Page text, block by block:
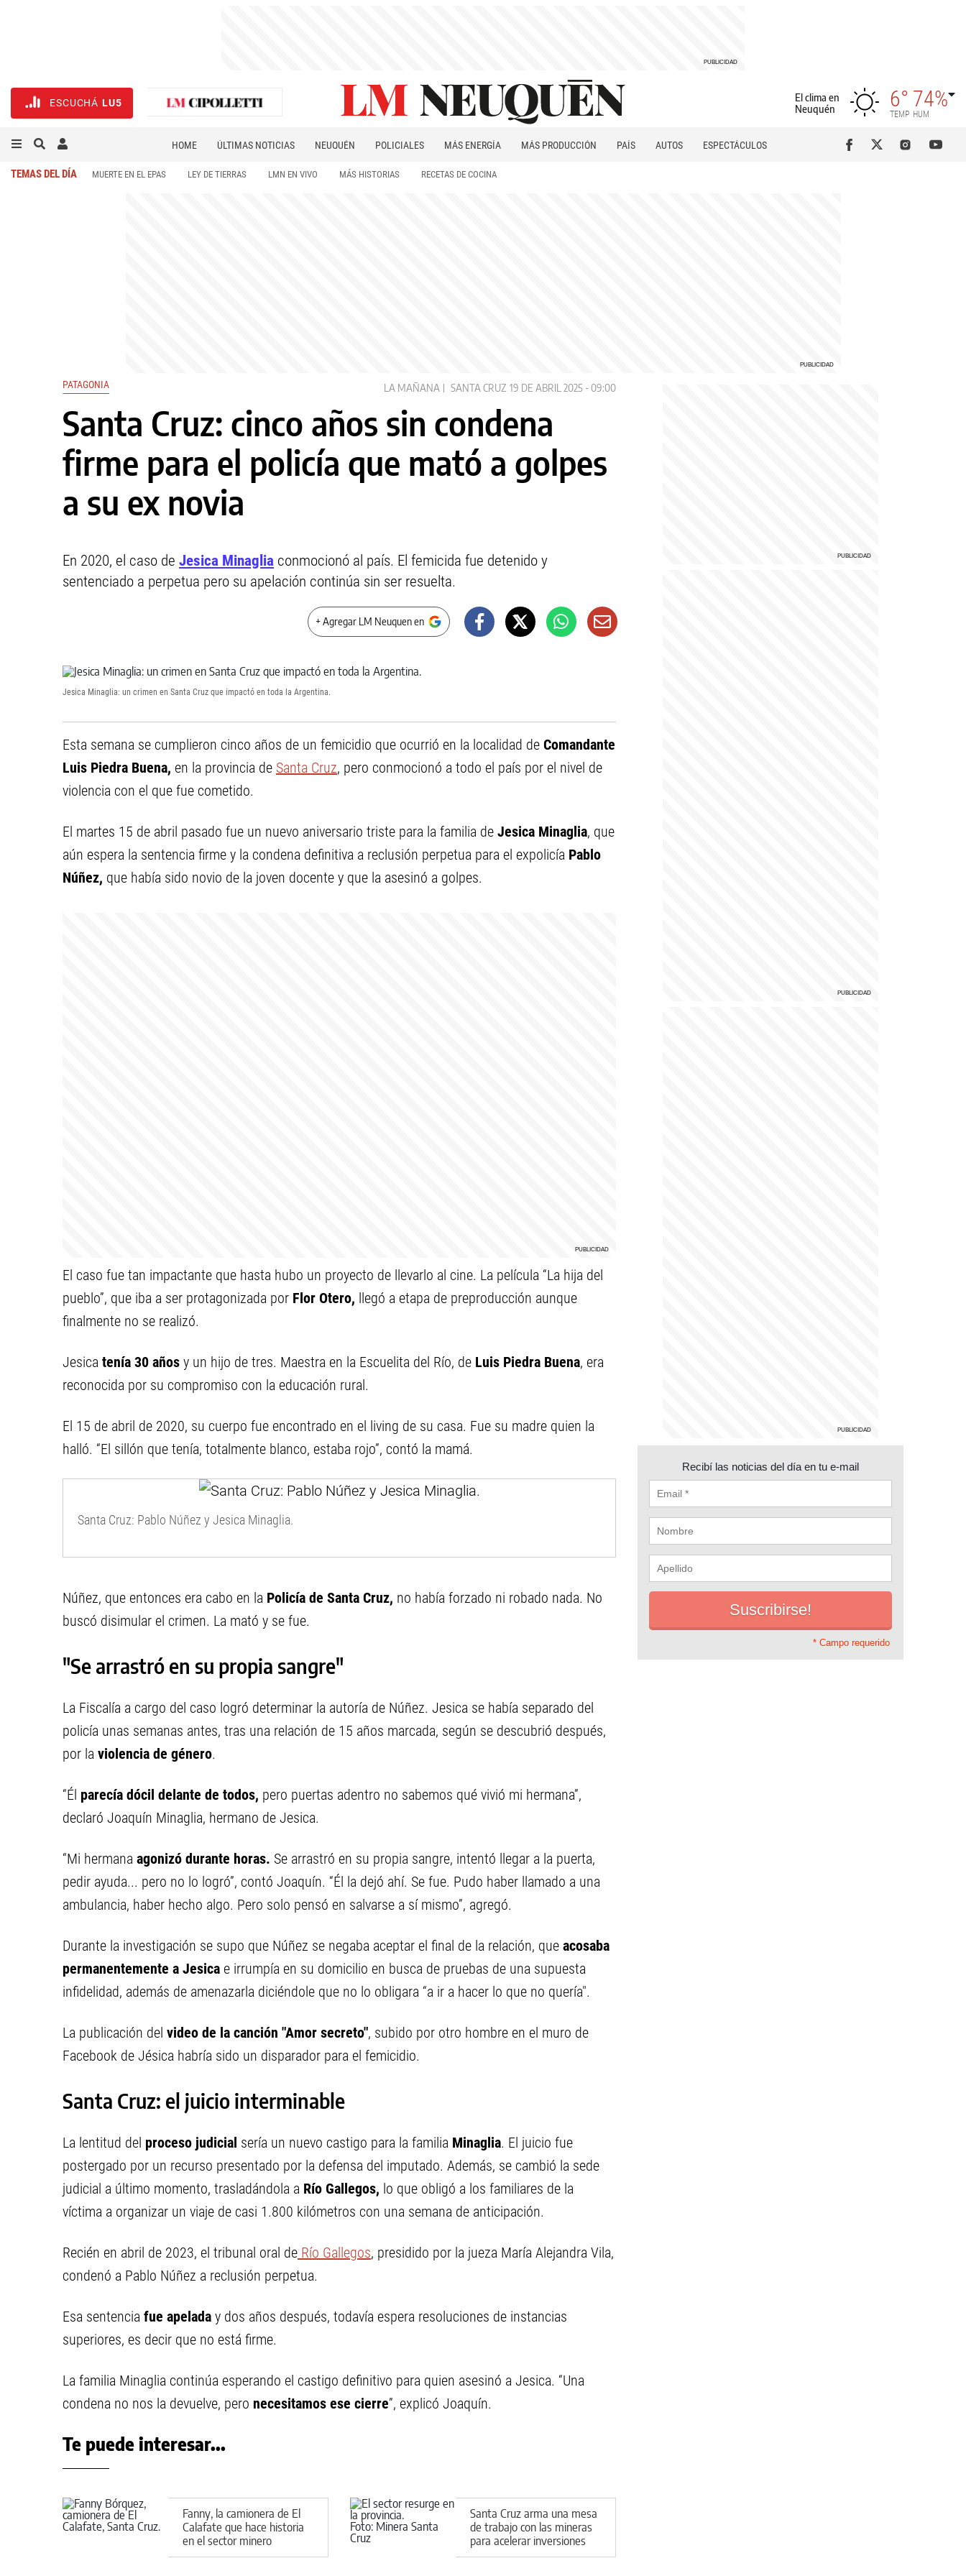
ESCUCHÁ LU5
El clima en
Neuquén
6°
TEMP
74%
HUM
HOME ÚLTIMAS NOTICIAS NEUQUÉN POLICIALES MÁS ENERGÍA MÁS PRODUCCIÓN PAÍS AUTOS
ESPECTÁCULOS
TEMAS DEL DÍA MUERTE EN EL EPAS LEY DE TIERRAS LMN EN VIVO MÁS HISTORIAS RECETAS DE COCINA
PATAGONIA LA MAÑANA SANTA CRUZ 19 DE ABRIL 2025 - 09:00
Santa Cruz: cinco años sin condena
firme para el policía que mató a golpes
a su ex novia
En 2020, el caso de Jesica Minaglia conmocionó al país. El femicida fue detenido y
sentenciado a perpetua pero su apelación continúa sin ser resuelta.
+ Agregar LM Neuquen en
Jesica Minaglia: un crimen en Santa Cruz que impactó en toda la Argentina.
Esta semana se cumplieron cinco años de un femicidio que ocurrió en la localidad de Comandante
Luis Piedra Buena, en la provincia de Santa Cruz, pero conmocionó a todo el país por el nivel de
violencia con el que fue cometido.
El martes 15 de abril pasado fue un nuevo aniversario triste para la familia de Jesica Minaglia, que
aún espera la sentencia firme y la condena definitiva a reclusión perpetua para el expolicía Pablo
Núñez, que había sido novio de la joven docente y que la asesinó a golpes.
El caso fue tan impactante que hasta hubo un proyecto de llevarlo al cine. La película “La hija del
pueblo”, que iba a ser protagonizada por Flor Otero, llegó a etapa de preproducción aunque
finalmente no se realizó.
Jesica tenía 30 años y un hijo de tres. Maestra en la Escuelita del Río, de Luis Piedra Buena, era
reconocida por su compromiso con la educación rural.
El 15 de abril de 2020, su cuerpo fue encontrado en el living de su casa. Fue su madre quien la
halló. “El sillón que tenía, totalmente blanco, estaba rojo”, contó la mamá.
Santa Cruz: Pablo Núñez y Jesica Minaglia.
Núñez, que entonces era cabo en la Policía de Santa Cruz, no había forzado ni robado nada. No
buscó disimular el crimen. La mató y se fue.
"Se arrastró en su propia sangre"
La Fiscalía a cargo del caso logró determinar la autoría de Núñez. Jesica se había separado del
policía unas semanas antes, tras una relación de 15 años marcada, según se descubrió después,
por la violencia de género.
“Él parecía dócil delante de todos, pero puertas adentro no sabemos qué vivió mi hermana”,
declaró Joaquín Minaglia, hermano de Jesica.
“Mi hermana agonizó durante horas. Se arrastró en su propia sangre, intentó llegar a la puerta,
pedir ayuda... pero no lo logró”, contó Joaquín. “Él la dejó ahí. Se fue. Pudo haber llamado a una
ambulancia, haber hecho algo. Pero solo pensó en salvarse a sí mismo”, agregó.
Durante la investigación se supo que Núñez se negaba aceptar el final de la relación, que acosaba
permanentemente a Jesica e irrumpía en su domicilio en busca de pruebas de una supuesta
infidelidad, además de amenazarla diciéndole que no lo obligara “a ir a hacer lo que no quería".
La publicación del video de la canción "Amor secreto", subido por otro hombre en el muro de
Facebook de Jésica habría sido un disparador para el femicidio.
Santa Cruz: el juicio interminable
La lentitud del proceso judicial sería un nuevo castigo para la familia Minaglia. El juicio fue
postergado por un recurso presentado por la defensa del imputado. Además, se cambió la sede
judicial a último momento, trasladándola a Río Gallegos, lo que obligó a los familiares de la
víctima a organizar un viaje de casi 1.800 kilómetros con una semana de anticipación.
Recién en abril de 2023, el tribunal oral de Río Gallegos, presidido por la jueza María Alejandra Vila,
condenó a Pablo Núñez a reclusión perpetua.
Esa sentencia fue apelada y dos años después, todavía espera resoluciones de instancias
superiores, es decir que no está firme.
La familia Minaglia continúa esperando el castigo definitivo para quien asesinó a Jesica. “Una
condena no nos la devuelve, pero necesitamos ese cierre”, explicó Joaquín.
Te puede interesar...
Fanny, la camionera de El
Calafate que hace historia
en el sector minero
Santa Cruz arma una mesa
de trabajo con las mineras
para acelerar inversiones
Recibí las noticias del día en tu e-mail
* Campo requerido